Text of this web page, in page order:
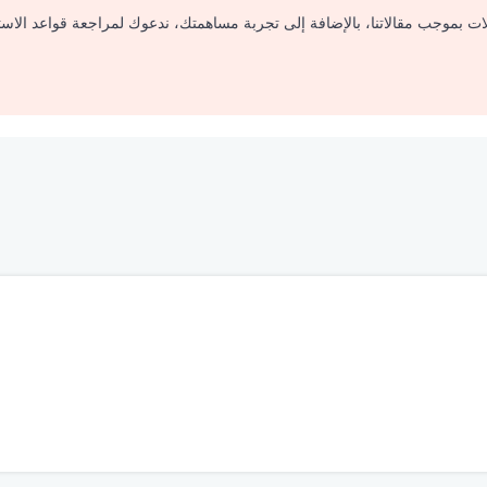
بموجب مقالاتنا، بالإضافة إلى تجربة مساهمتك، ندعوك لمراجعة قواعد